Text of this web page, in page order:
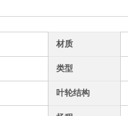
材质
类型
叶轮结构